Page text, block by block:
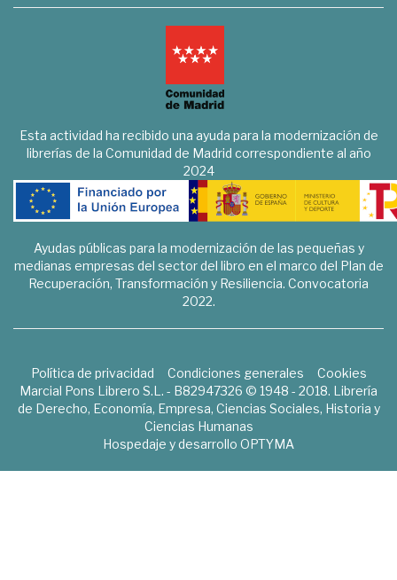
Esta actividad ha recibido una ayuda para la modernización de
librerías de la Comunidad de Madrid correspondiente al año
2024
Ayudas públicas para la modernización de las pequeñas y
medianas empresas del sector del libro en el marco del Plan de
Recuperación, Transformación y Resiliencia. Convocatoria
2022.
Política de privacidad Condiciones generales
Cookies
Marcial Pons Librero S.L. - B82947326 © 1948 - 2018. Librería
de Derecho, Economía, Empresa, Ciencias Sociales, Historia y
Ciencias Humanas
Hospedaje y desarrollo OPTYMA